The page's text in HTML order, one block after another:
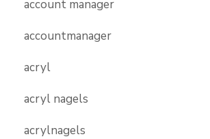
account manager
accountmanager
acryl
acryl nagels
acrylnagels